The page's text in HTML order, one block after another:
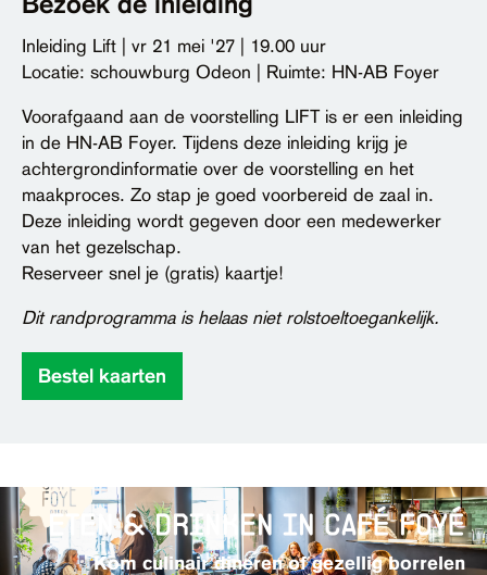
Inleiding Lift | vr 21 mei '27 | 19.00 uur
Locatie: schouwburg Odeon | Ruimte: HN-AB Foyer
Voorafgaand aan de voorstelling LIFT is er een inleiding
in de HN-AB Foyer. Tijdens deze inleiding krijg je
achtergrondinformatie over de voorstelling en het
maakproces. Zo stap je goed voorbereid de zaal in.
Deze inleiding wordt gegeven door een medewerker
van het gezelschap.
Reserveer snel je (gratis) kaartje!
Dit randprogramma is helaas niet rolstoeltoegankelijk.
Bestel kaarten
eten & drinken in café foyé
Kom culinair dineren of gezellig borrelen